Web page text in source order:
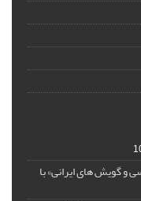
و گویش های ایرانی» با